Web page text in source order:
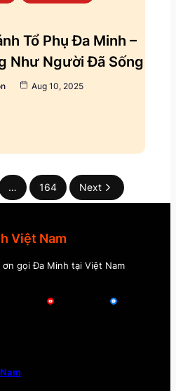
Tổ Phụ Đa Minh –
Như Người Đã Sống
Aug 10, 2025
… 164 Next
Việt Nam
gọi Đa Minh tại Việt Nam